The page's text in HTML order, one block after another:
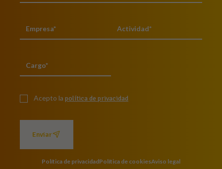
Acepto la política de privacidad
Enviar
Política de privacidadPolítica de cookiesAviso legal